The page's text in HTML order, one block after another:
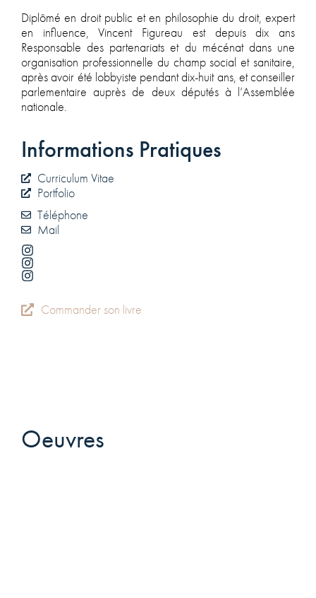
Diplômé en droit public et en philosophie du droit, expert
en influence, Vincent Figureau est depuis dix ans
Responsable des partenariats et du mécénat dans une
organisation professionnelle du champ social et sanitaire,
après avoir été lobbyiste pendant dix-huit ans, et conseiller
parlementaire auprès de deux députés à l’Assemblée
nationale.
Informations Pratiques
Curriculum Vitae
Portfolio
Téléphone
Mail
Commander son livre
Oeuvres